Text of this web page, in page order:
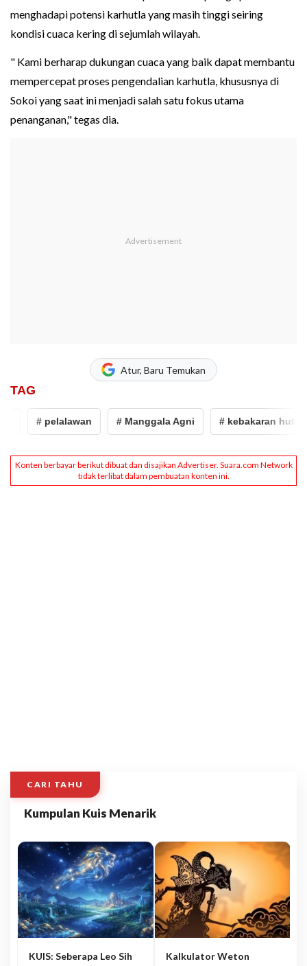
menghadapi potensi karhutla yang masih tinggi seiring
kondisi cuaca kering di sejumlah wilayah.
" Kami berharap dukungan cuaca yang baik dapat membantu
mempercepat proses pengendalian karhutla, khususnya di
Sokoi yang saat ini menjadi salah satu fokus utama
penanganan," tegas dia.
Atur, Baru Temukan
TAG
# pelalawan # Manggala Agni # kebakaran hutan
CARI TAHU
Kumpulan Kuis Menarik
KUIS: Seberapa Leo Sih
Kalkulator Weton